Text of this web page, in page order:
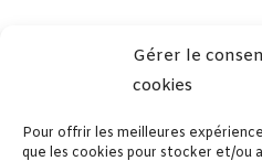
Gérer le
cookies
Pour offrir les meilleures
que les cookies pour stocker et/ou